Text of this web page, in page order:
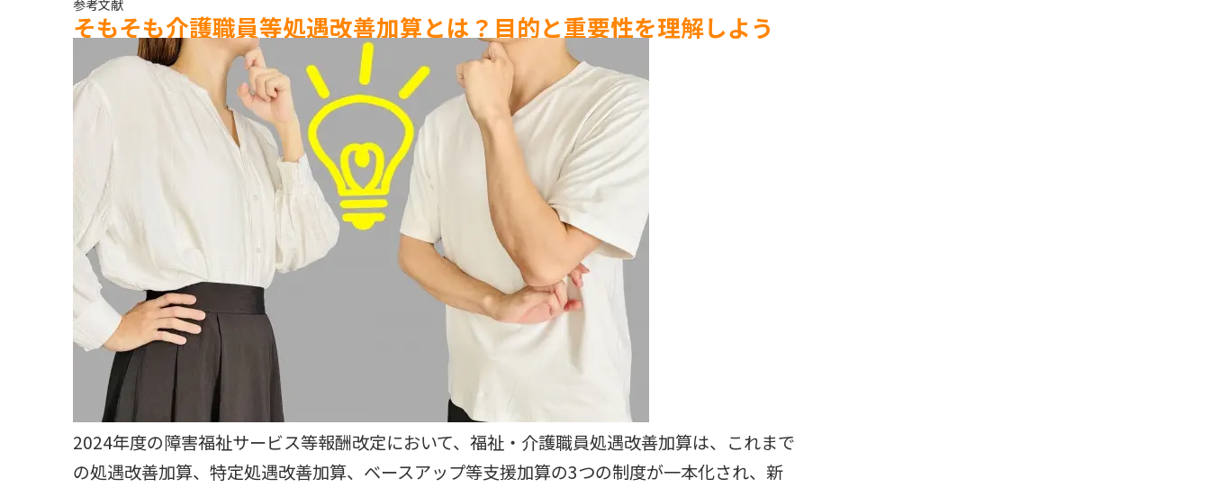
参考文献
そもそも介護職員等処遇改善加算とは？目的と重要性を理解しよう
2024年度の障害福祉サービス等報酬改定において、福祉・介護職員処遇改善加算は、これまで
の処遇改善加算、特定処遇改善加算、ベースアップ等支援加算の3つの制度が一本化され、新